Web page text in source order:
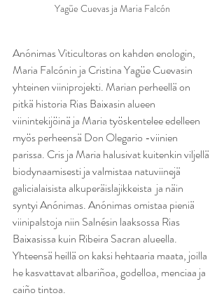
Yagüe Cuevas ja Maria Falcón
Anónimas Viticultoras on kahden enologin,
Maria Falcónin ja Cristina Yagüe Cuevasin
yhteinen viiniprojekti. Marian perheellä on
pitkä historia Rias Baixasin alueen
viinintekijöinä ja Maria työskentelee edelleen
myös perheensä Don Olegario -viinien
parissa. Cris ja Maria halusivat kuitenkin viljellä
biodynaamisesti ja valmistaa natuviinejä
galicialaisista alkuperäislajikkeista  ja näin
syntyi Anónimas. Anónimas omistaa pieniä
viinipalstoja niin Salnésin laaksossa Rias
Baixasissa kuin Ribeira Sacran alueella.
Yhteensä heillä on kaksi hehtaaria maata, joilla
he kasvattavat albariñoa, godelloa, menciaa ja
caiño tintoa.